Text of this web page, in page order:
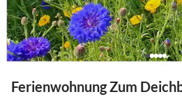
Ferienwohnung Zum